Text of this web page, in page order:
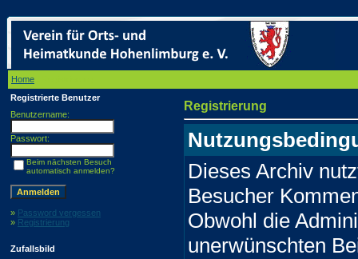
Home
Registrierte Benutzer
Benutzername:
Passwort:
Beim nächsten Besuch
automatisch anmelden?
» Password vergessen
» Registrierung
Zufallsbild
Registrierung
Dieses Archiv
Besucher
Obwohl die
unerwünschten